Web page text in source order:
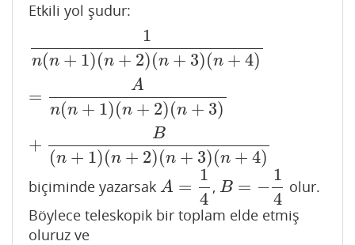
Etkili yol şudur:
1
n(n + 1)(n + 2)(n + 3)(n + 4)
=
A
n(n + 1)(n + 2)(n + 3)
+
B
(n + 1)(n + 2)(n + 3)(n + 4)
1n(n+1)(n+2)(n+3)(n+4)=An(n+1)(n+2)
biçiminde yazarsak A =
1
4
A= 14 ,B = −
1
4
B= −1 4
olur.
Böylece teleskopik bir toplam elde etmiş
oluruz ve